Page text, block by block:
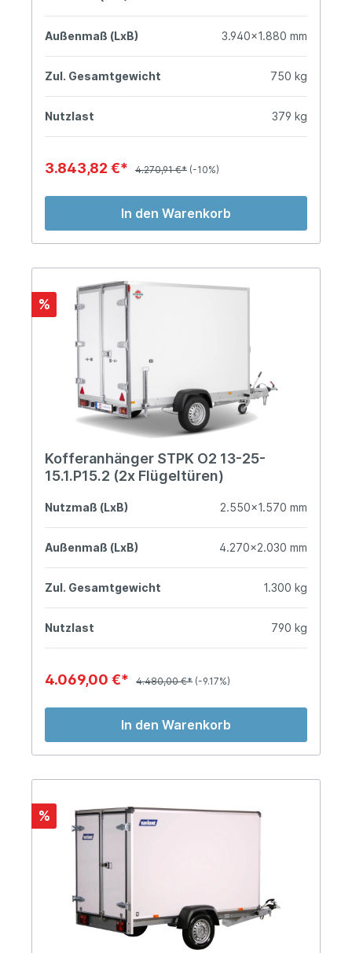
Außenmaß (LxB) 3.940x1.880 mm
Zul. Gesamtgewicht 750 kg
Nutzlast 379 kg
3.843,82 €* 4.270,91 €* (-10%)
In den Warenkorb
%
Kofferanhänger STPK O2 13-25-
15.1.P15.2 (2x Flügeltüren)
Nutzmaß (LxB) 2.550x1.570 mm
Außenmaß (LxB) 4.270x2.030 mm
Zul. Gesamtgewicht 1.300 kg
Nutzlast 790 kg
4.069,00 €* 4.480,00 €* (-9.17%)
In den Warenkorb
%